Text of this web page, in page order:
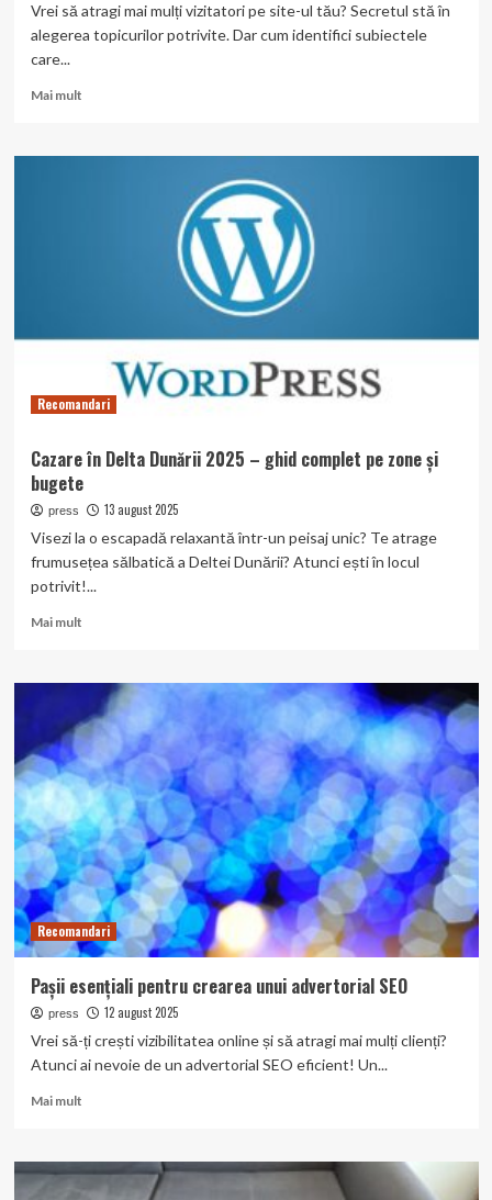
Vrei să atragi mai mulți vizitatori pe site-ul tău? Secretul stă în
alegerea topicurilor potrivite. Dar cum identifici subiectele
care...
Mai multRead
Cum
Recomandari
Cazare în Delta Dunării 2025 – ghid complet pe zone și
bugete
press 13 august 2025
Visezi la o escapadă relaxantă într-un peisaj unic? Te atrage
frumusețea sălbatică a Deltei Dunării? Atunci ești în locul
potrivit!...
Mai multRead
Cazare
Delta
Dunării
2025
–
ghid
complet
pe
zone
și
bugete
Recomandari
Pașii esențiali pentru crearea unui advertorial SEO
press 12 august 2025
Vrei să-ți crești vizibilitatea online și să atragi mai mulți clienți?
Atunci ai nevoie de un advertorial SEO eficient! Un...
Mai multRead
Pașii